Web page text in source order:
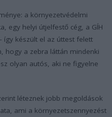
a környezetvédelmi
egy helyi útjelfestő cég, a GÍH
így készült el az úttest felett
hogy a zebra láttán mindenki
olyan autós, aki ne figyelne
léteznek jobb megoldások
ami a környezetszennyezést